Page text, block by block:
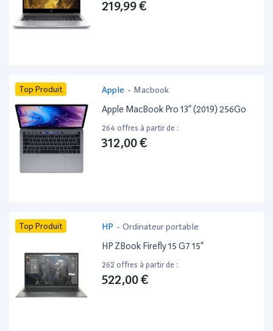
219,99 €
Top Produit Apple - Macbook
Apple MacBook Pro 13” (2019) 256Go
264 offres à partir de :
312,00 €
Top Produit HP - Ordinateur portable
HP ZBook Firefly 15 G7 15”
262 offres à partir de :
522,00 €